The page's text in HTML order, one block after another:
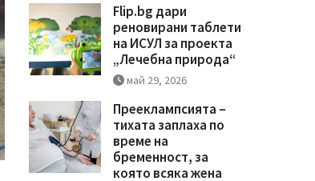
Flip.bg дари
реновирани таблети
на ИСУЛ за проекта
„Лечебна природа“
май 29, 2026
Прееклампсията –
тихата заплаха по
време на
бременност, за
която всяка жена